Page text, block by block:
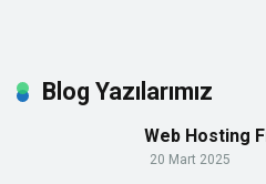
Blog Yazılarımız
Web Hosting
20 Mart 2025